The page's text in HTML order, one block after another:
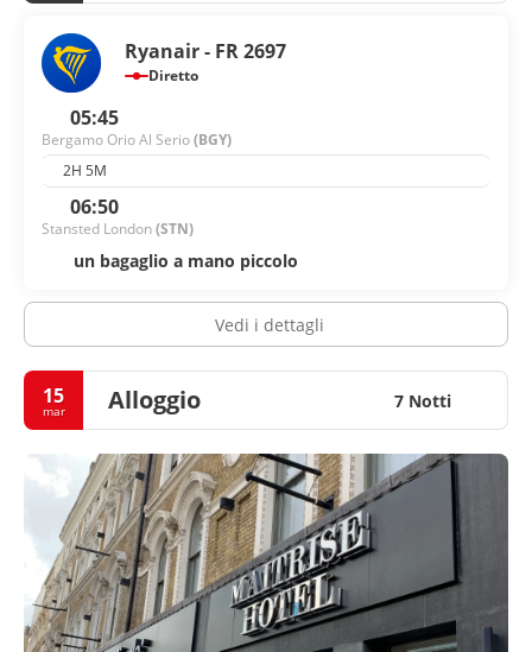
Ryanair - FR 2697
Diretto
05:45
Bergamo Orio Al Serio(BGY)
2H 5M
06:50
Stansted London(STN)
un bagaglio a mano piccolo
Vedi i dettagli
15
mar Alloggio 7 Notti